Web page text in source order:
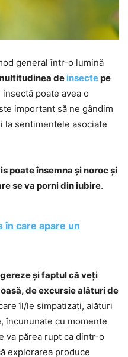
general într-o lumină
de insectepe
insectă poate avea o
important să ne gândim
la sentimentele asociate
poate însemna și noroc și
se va porni din iubire.
în care apare un
și faptul că veți
de excursie alături de
îl/le simpatizați, alături
încununate cu momente
va părea rupt ca dintr-o
explorarea produce